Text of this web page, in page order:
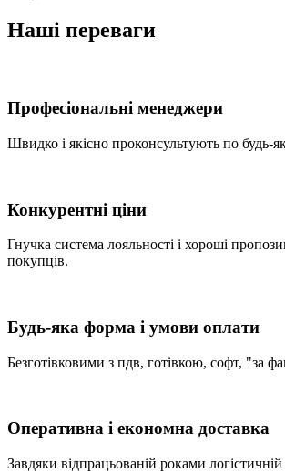
Наші переваги
Професіональні менеджери
Швидко і якісно проконсультують по будь-
Конкурентні ціни
Гнучка система лояльності і хороші
покупців.
Будь-яка форма і умови оплати
Безготівковими з пдв, готівкою, софт, "за
Оперативна і економна доставка
Завдяки відпрацьованій роками логістичній